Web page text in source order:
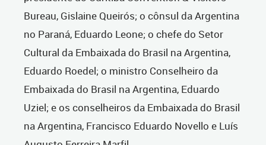
Bureau, Gislaine Queirós; o cônsul da Argentina
no Paraná, Eduardo Leone; o chefe do Setor
Cultural da Embaixada do Brasil na Argentina,
Eduardo Roedel; o ministro Conselheiro da
Embaixada do Brasil na Argentina, Eduardo
Uziel; e os conselheiros da Embaixada do Brasil
na Argentina, Francisco Eduardo Novello e Luís